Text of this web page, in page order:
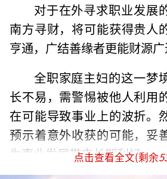
对于在外寻求职业发展
南方寻财，将可能获得贵人
亨通，广结善缘者更能财源广
全职家庭主妇的这一梦
长不易，需警惕被他人利用
在可能导致事业上的波折。
预示着意外收获的可能，妥
为事业发展带来长期利好。
点击查看全文(剩余